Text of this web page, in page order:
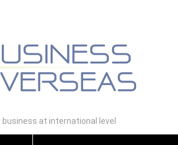
business at international level